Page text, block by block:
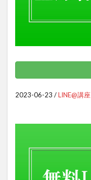
2023-06-23 /LINE@講座